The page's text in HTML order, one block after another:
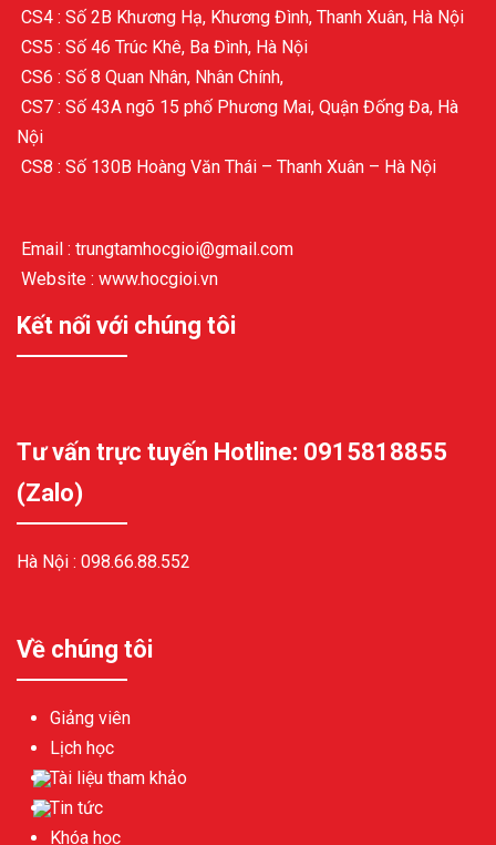
CS4 : Số 2B Khương Hạ, Khương Đình, Thanh Xuân, Hà Nội
CS5 : Số 46 Trúc Khê, Ba Đình, Hà Nội
CS6 : Số 8 Quan Nhân, Nhân Chính,
CS7 : Số 43A ngõ 15 phố Phương Mai, Quận Đống Đa, Hà
Nội
CS8 : Số 130B Hoàng Văn Thái – Thanh Xuân – Hà Nội
Email : trungtamhocgioi@gmail.com
Website : www.hocgioi.vn
Kết nối với chúng tôi
Tư vấn trực tuyến Hotline: 0915818855
(Zalo)
Hà Nội : 098.66.88.552
Về chúng tôi
Giảng viên
Lịch học
Tài liệu tham khảo
Tin tức
Khóa học